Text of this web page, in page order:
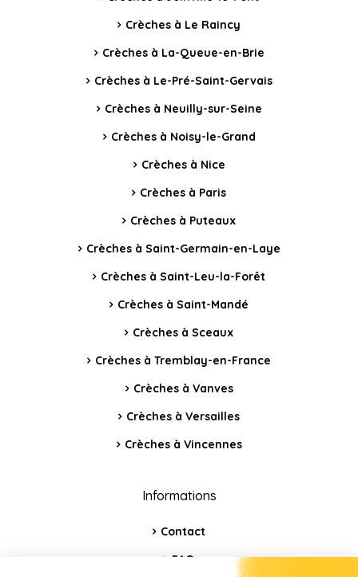
Crèches à Le Raincy
Crèches à La-Queue-en-Brie
Crèches à Le-Pré-Saint-Gervais
Crèches à Neuilly-sur-Seine
Crèches à Noisy-le-Grand
Crèches à Nice
Crèches à Paris
Crèches à Puteaux
Crèches à Saint-Germain-en-Laye
Crèches à Saint-Leu-la-Forêt
Crèches à Saint-Mandé
Crèches à Sceaux
Crèches à Tremblay-en-France
Crèches à Vanves
Crèches à Versailles
Crèches à Vincennes
Informations
Contact
FAQ